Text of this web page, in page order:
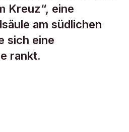
Kreuz“, eine
am südlichen
sich eine
rankt.